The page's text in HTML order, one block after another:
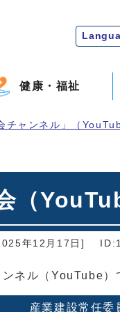
健康・福祉
チャンネル」（
（
年12月17日]
ネル（YouTube）
産業建設常任委